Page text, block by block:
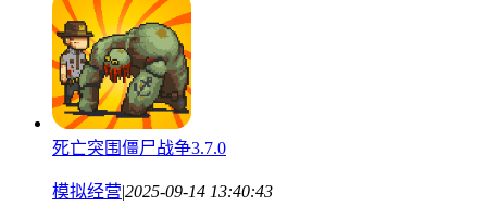
死亡突围僵尸战争3.7.0
模拟经营|2025-09-14 13:40:43